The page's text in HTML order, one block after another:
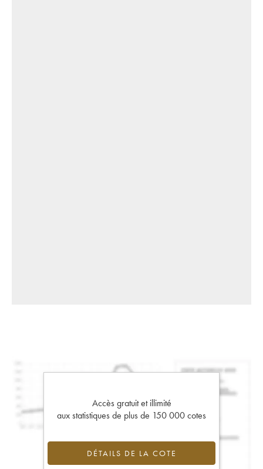
Accès gratuit et illimité
aux statistiques de plus de 150 000 cotes
DÉTAILS DE LA COTE